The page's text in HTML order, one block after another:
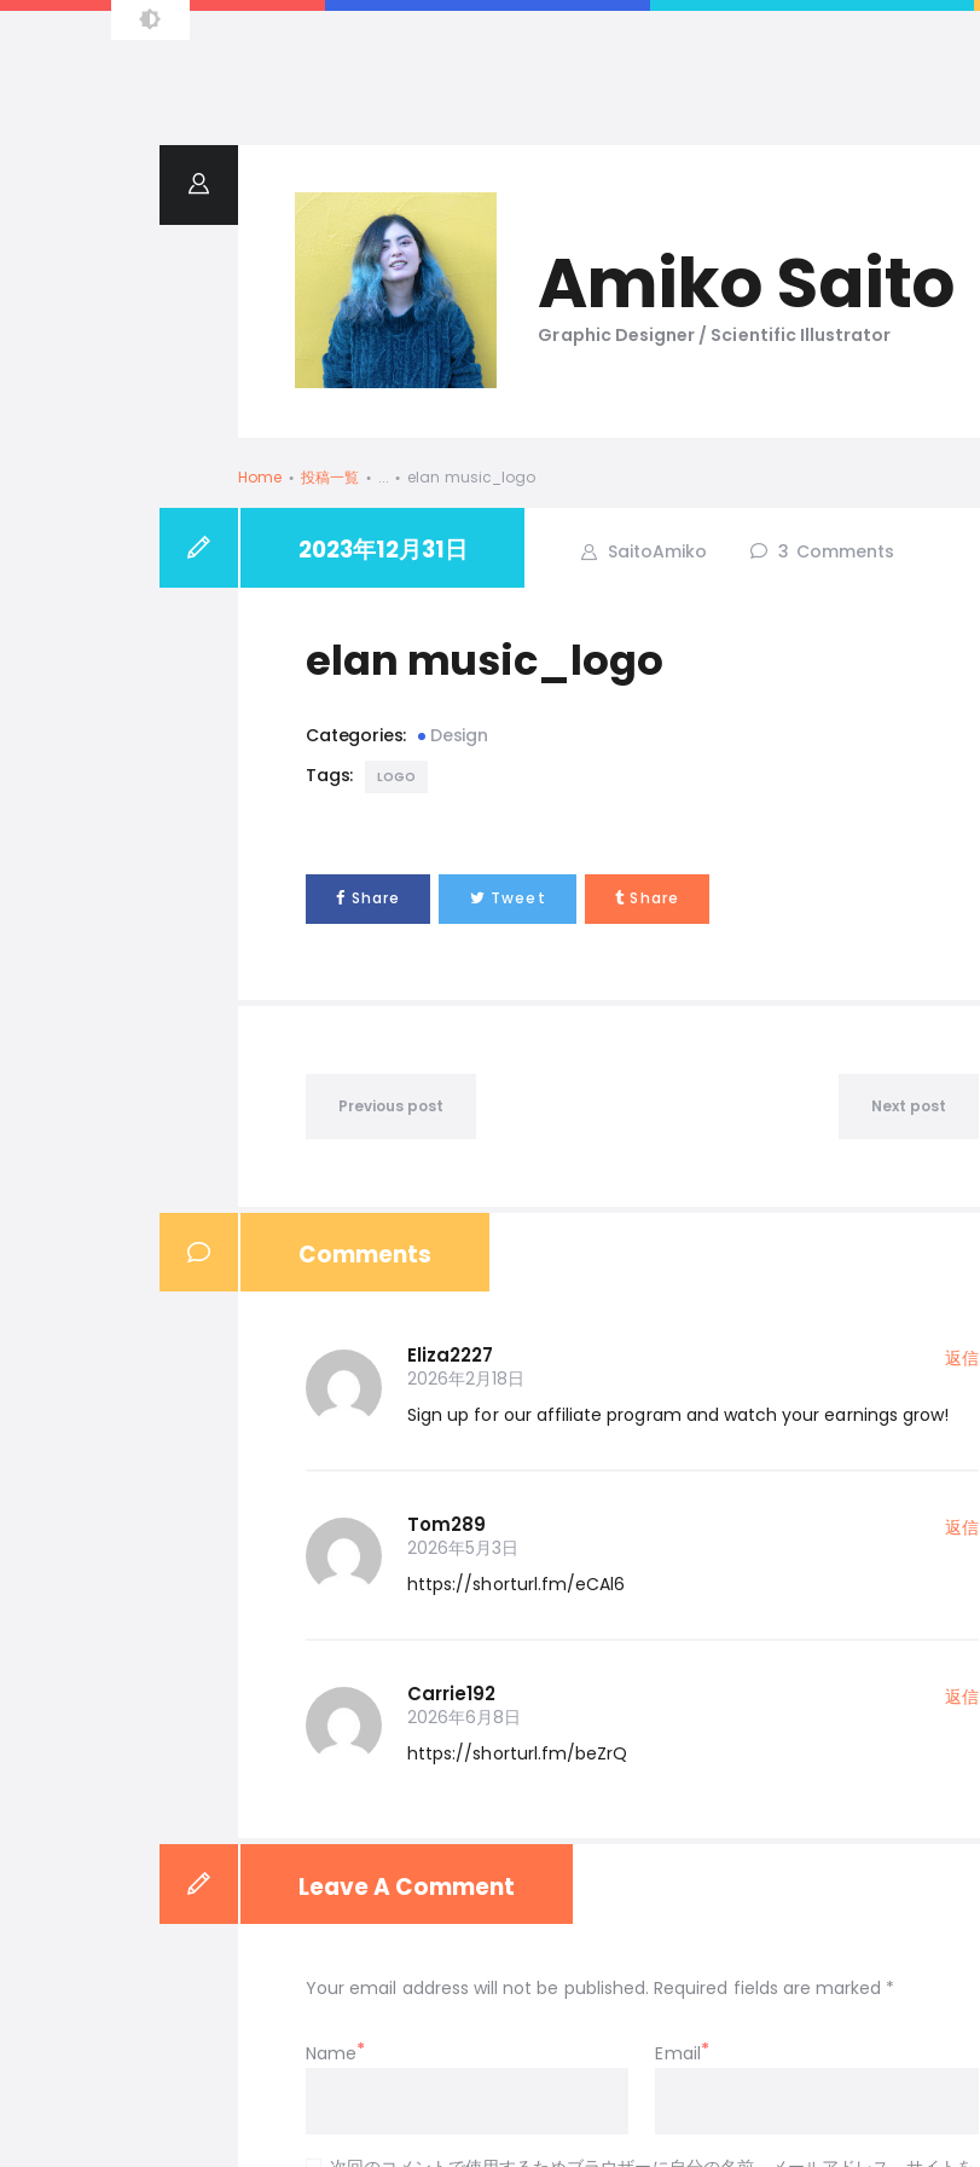
Resume
Amiko Saito
Graphic Designer / Scientific Illustrator
Home 投稿一覧 ... elan music_logo
2023年12月31日 SaitoAmiko 3 Comments
elan music_logo
Categories:
Design
Tags:
LOGO
Share Tweet Share
Previous post Next post
Comments
Eliza2227
返信
2026年2月18日
Sign up for our affiliate program and watch your earnings grow!
Tom289
返信
2026年5月3日
https://shorturl.fm/eCAl6
Carrie192
返信
2026年6月8日
https://shorturl.fm/beZrQ
Leave A Comment
Your email address will not be published. Required fields are marked *
Name Email